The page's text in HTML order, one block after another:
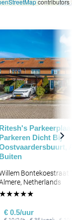
contributors
Ritesh's
Parkeren Dicht Bij
Buiten
Bontekoestraat
Netherlands
★★★★★
€ 0.5/uur